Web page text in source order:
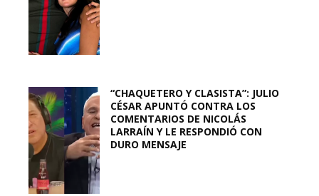
“CHAQUETERO Y CLASISTA”: JULIO
CÉSAR APUNTÓ CONTRA LOS
COMENTARIOS DE NICOLÁS
LARRAÍN Y LE RESPONDIÓ CON
DURO MENSAJE